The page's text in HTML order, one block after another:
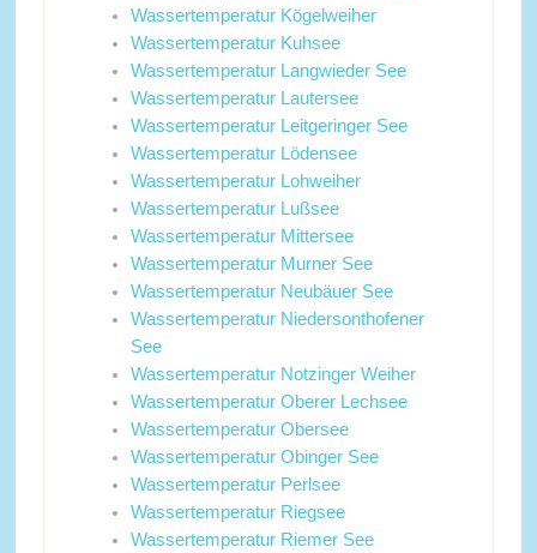
Wassertemperatur Kögelweiher
Wassertemperatur Kuhsee
Wassertemperatur Langwieder See
Wassertemperatur Lautersee
Wassertemperatur Leitgeringer See
Wassertemperatur Lödensee
Wassertemperatur Lohweiher
Wassertemperatur Lußsee
Wassertemperatur Mittersee
Wassertemperatur Murner See
Wassertemperatur Neubäuer See
Wassertemperatur Niedersonthofener
See
Wassertemperatur Notzinger Weiher
Wassertemperatur Oberer Lechsee
Wassertemperatur Obersee
Wassertemperatur Obinger See
Wassertemperatur Perlsee
Wassertemperatur Riegsee
Wassertemperatur Riemer See